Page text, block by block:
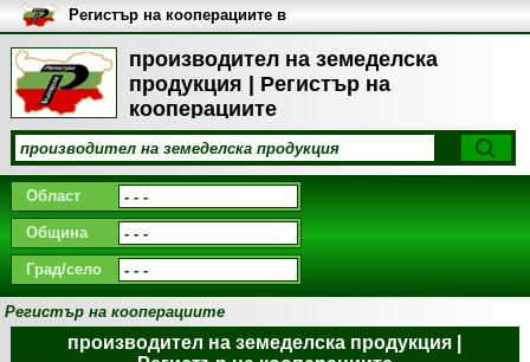
производител на земеделска
продукция | Регистър на
кооперациите
Регистър на кооперациите в
България
Област
Община
Град/село
Регистър на кооперациите
производител на земеделска продукция |